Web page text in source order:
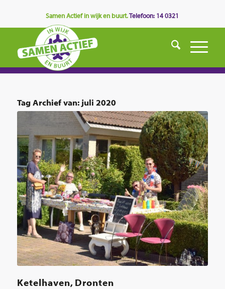
Samen Actief in wijk en buurt.Telefoon: 14 0321
Tag Archief van: juli 2020
Ketelhaven, Dronten